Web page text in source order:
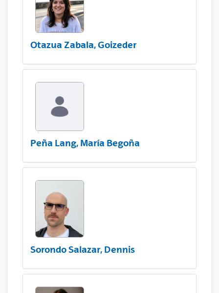
Otazua Zabala, Goizeder
Peña Lang, María Begoña
Sorondo Salazar, Dennis